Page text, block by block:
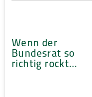
Wenn der
Bundesrat so
richtig rockt…